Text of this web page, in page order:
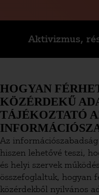
Aktivizmus,
HOGYAN
KÖZÉRDEKŰ
TÁJÉKOZTATÓ
Az
hiszen lehetővé teszi,
és helyi szervek
összefoglaltuk, hogyan
közérdekből nyilvános